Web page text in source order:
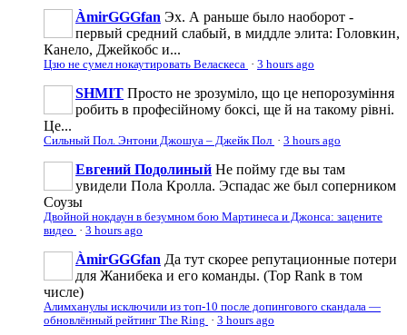
ÀmirGGGfan Эх. А раньше было наоборот -
первый средний слабый, в миддле элита: Головкин,
Канело, Джейкобс и...
Цзю не сумел нокаутировать Веласкеса · 3 hours ago
SHMIT Просто не зрозуміло, що це непорозуміння
робить в професійному боксі, ще й на такому рівні.
Це...
Сильный Пол. Энтони Джошуа – Джейк Пол · 3 hours ago
Евгений Подолиный Не пойму где вы там
увидели Пола Кролла. Эспадас же был соперником
Соузы
Двойной нокдаун в безумном бою Мартинеса и Джонса: зацените
видео · 3 hours ago
ÀmirGGGfan Да тут скорее репутационные потери
для Жанибека и его команды. (Top Rank в том
числе)
Алимханулы исключили из топ-10 после допингового скандала —
обновлённый рейтинг The Ring · 3 hours ago